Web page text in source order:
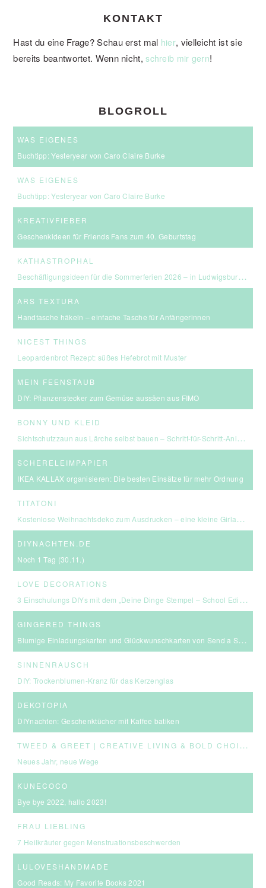
KONTAKT
Hast du eine Frage? Schau erst mal hier, vielleicht ist sie
bereits beantwortet. Wenn nicht,schreib mir gern!
BLOGROLL
WAS EIGENES
Buchtipp: Yesteryear von Caro Claire Burke
WAS EIGENES
Buchtipp: Yesteryear von Caro Claire Burke
KREATIVFIEBER
Geschenkideen für Friends Fans zum 40. Geburtstag
KATHASTROPHAL
Beschäftigungsideen für die Sommerferien 2026 – in Ludwigsburg, Stuttgart & Umgebung
ARS TEXTURA
Handtasche häkeln – einfache Tasche für Anfängerinnen
NICEST THINGS
Leopardenbrot Rezept: süßes Hefebrot mit Muster
MEIN FEENSTAUB
DIY: Pflanzenstecker zum Gemüse aussäen aus FIMO
BONNY UND KLEID
Sichtschutzzaun aus Lärche selbst bauen – Schritt-für-Schritt-Anleitung & Kosten
SCHERELEIMPAPIER
IKEA KALLAX organisieren: Die besten Einsätze für mehr Ordnung
TITATONI
Kostenlose Weihnachtsdeko zum Ausdrucken – eine kleine Girlande für euer Zuhause ☆
DIYNACHTEN.DE
Noch 1 Tag (30.11.)
LOVE DECORATIONS
3 Einschulungs DIYs mit dem „Deine Dinge Stempel – School Edition“ #BackToSchool + Gewinnspiel
GINGERED THINGS
Blumige Einladungskarten und Glückwunschkarten von Send a Smile
SINNENRAUSCH
DIY: Trockenblumen-Kranz für das Kerzenglas
DEKOTOPIA
DIYnachten: Geschenktücher mit Kaffee batiken
T
WEED & GREET | CREATIVE LIVING & BOLD CHOICES
Neues Jahr, neue Wege
KUNECOCO
Bye bye 2022, hallo 2023!
FRAU LIEBLING
7 Heilkräuter gegen Menstruationsbeschwerden
LULOVESHANDMADE
Good Reads: My Favorite Books 2021